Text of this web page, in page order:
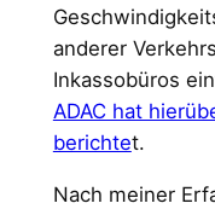
anderer
Inkassobüros
ADAC hat
berichtet.
Nach meiner